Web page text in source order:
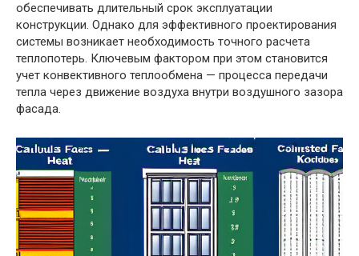
обеспечивать длительный срок эксплуатации
конструкции. Однако для эффективного проектирования
системы возникает необходимость точного расчета
теплопотерь. Ключевым фактором при этом становится
учет конвективного теплообмена — процесса передачи
тепла через движение воздуха внутри воздушного зазора
фасада.